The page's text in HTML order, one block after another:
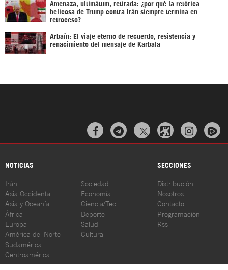
Amenaza, ultimátum, retirada: ¿por qué la retórica
belicosa de Trump contra Irán siempre termina en
retroceso?
Arbaín: El viaje eterno de recuerdo, resistencia y
renacimiento del mensaje de Karbala
  
NOTICIAS SECCIONES
Irán
Asia Occidental
Asia y Oceanía
África
Europa
América del Norte
Sudamérica
Centroamérica
Sociedad
Economía
Ciencia/Tec
Deporte
Salud
Cultura
Distribución
Nosotros
Contacto
Programación
Rss